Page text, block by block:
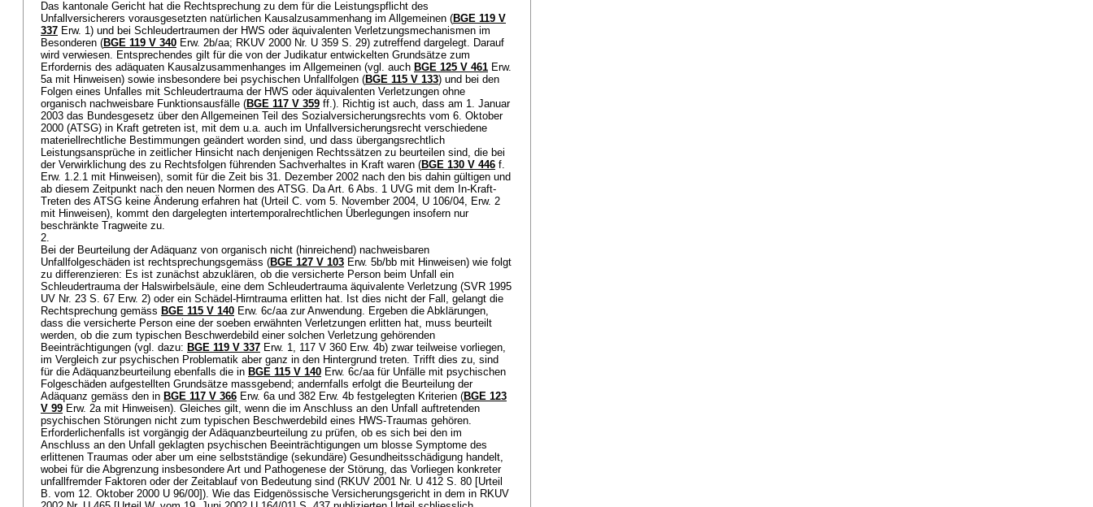
Das kantonale Gericht hat die Rechtsprechung zu dem für die Leistungspflicht des
Unfallversicherers vorausgesetzten natürlichen Kausalzusammenhang im Allgemeinen (BGE 119 V
337 Erw. 1) und bei Schleudertraumen der HWS oder äquivalenten Verletzungsmechanismen im
Besonderen (BGE 119 V 340 Erw. 2b/aa; RKUV 2000 Nr. U 359 S. 29) zutreffend dargelegt. Darauf
wird verwiesen. Entsprechendes gilt für die von der Judikatur entwickelten Grundsätze zum
Erfordernis des adäquaten Kausalzusammenhanges im Allgemeinen (vgl. auch BGE 125 V 461 Erw.
5a mit Hinweisen) sowie insbesondere bei psychischen Unfallfolgen (BGE 115 V 133) und bei den
Folgen eines Unfalles mit Schleudertrauma der HWS oder äquivalenten Verletzungen ohne
organisch nachweisbare Funktionsausfälle (BGE 117 V 359 ff.). Richtig ist auch, dass am 1. Januar
2003 das Bundesgesetz über den Allgemeinen Teil des Sozialversicherungsrechts vom 6. Oktober
2000 (ATSG) in Kraft getreten ist, mit dem u.a. auch im Unfallversicherungsrecht verschiedene
materiellrechtliche Bestimmungen geändert worden sind, und dass übergangsrechtlich
Leistungsansprüche in zeitlicher Hinsicht nach denjenigen Rechtssätzen zu beurteilen sind, die bei
der Verwirklichung des zu Rechtsfolgen führenden Sachverhaltes in Kraft waren (BGE 130 V 446 f.
Erw. 1.2.1 mit Hinweisen), somit für die Zeit bis 31. Dezember 2002 nach den bis dahin gültigen und
ab diesem Zeitpunkt nach den neuen Normen des ATSG. DaArt. 6 Abs. 1 UVG mit dem In-Kraft-
Treten des ATSG keine Änderung erfahren hat (Urteil C. vom 5. November 2004, U 106/04, Erw. 2
mit Hinweisen), kommt den dargelegten intertemporalrechtlichen Überlegungen insofern nur
beschränkte Tragweite zu.
2.
Bei der Beurteilung der Adäquanz von organisch nicht (hinreichend) nachweisbaren
Unfallfolgeschäden ist rechtsprechungsgemäss (BGE 127 V 103 Erw. 5b/bb mit Hinweisen) wie folgt
zu differenzieren: Es ist zunächst abzuklären, ob die versicherte Person beim Unfall ein
Schleudertrauma der Halswirbelsäule, eine dem Schleudertrauma äquivalente Verletzung (SVR 1995
UV Nr. 23 S. 67 Erw. 2) oder ein Schädel-Hirntrauma erlitten hat. Ist dies nicht der Fall, gelangt die
Rechtsprechung gemäss BGE 115 V 140 Erw. 6c/aa zur Anwendung. Ergeben die Abklärungen,
dass die versicherte Person eine der soeben erwähnten Verletzungen erlitten hat, muss beurteilt
werden, ob die zum typischen Beschwerdebild einer solchen Verletzung gehörenden
Beeinträchtigungen (vgl. dazu: BGE 119 V 337 Erw. 1, 117 V 360 Erw. 4b) zwar teilweise vorliegen,
im Vergleich zur psychischen Problematik aber ganz in den Hintergrund treten. Trifft dies zu, sind
für die Adäquanzbeurteilung ebenfalls die in BGE 115 V 140 Erw. 6c/aa für Unfälle mit psychischen
Folgeschäden aufgestellten Grundsätze massgebend; andernfalls erfolgt die Beurteilung der
Adäquanz gemäss den in BGE 117 V 366 Erw. 6a und 382 Erw. 4b festgelegten Kriterien (BGE 123
V 99 Erw. 2a mit Hinweisen). Gleiches gilt, wenn die im Anschluss an den Unfall auftretenden
psychischen Störungen nicht zum typischen Beschwerdebild eines HWS-Traumas gehören.
Erforderlichenfalls ist vorgängig der Adäquanzbeurteilung zu prüfen, ob es sich bei den im
Anschluss an den Unfall geklagten psychischen Beeinträchtigungen um blosse Symptome des
erlittenen Traumas oder aber um eine selbstständige (sekundäre) Gesundheitsschädigung handelt,
wobei für die Abgrenzung insbesondere Art und Pathogenese der Störung, das Vorliegen konkreter
unfallfremder Faktoren oder der Zeitablauf von Bedeutung sind (RKUV 2001 Nr. U 412 S. 80 [Urteil
B. vom 12. Oktober 2000 U 96/00]). Wie das Eidgenössische Versicherungsgericht in dem in RKUV